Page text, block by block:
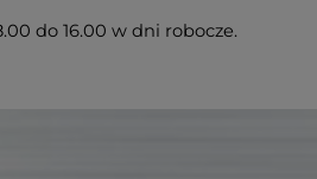
do 16.00 w dni robocze.